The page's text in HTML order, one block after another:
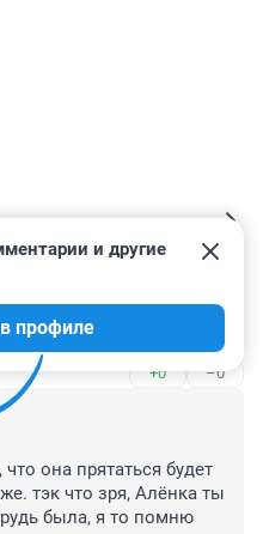
не надо)))))
+0 –0
и другие
профиле
она прятаться будет
тэк что зря, Алёнка ты
была, я то помню